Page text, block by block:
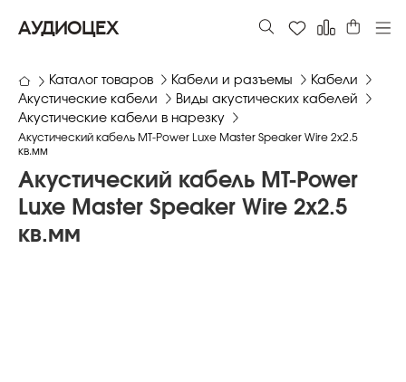
АУДИОЦЕХ
Каталог товаров Кабели и разъемы
Кабели
Акустические кабели
Виды акустических кабелей
Акустические кабели в нарезку
Акустический кабель MT-Power Luxe Master Speaker Wire 2х2.5
кв.мм
Акустический кабель MT-Power
Luxe Master Speaker Wire 2х2.5
кв.мм